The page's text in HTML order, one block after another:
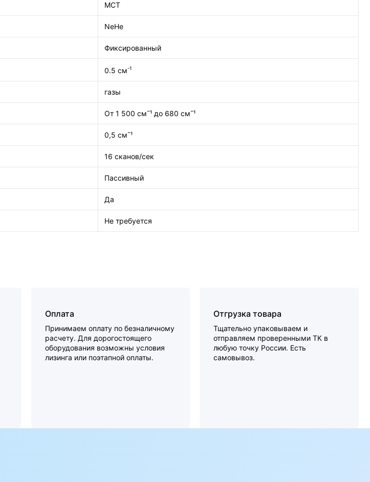
MCT
NeHe
Фиксированный
0.5 см-1
газы
От 1 500 см¯¹ до 680 см¯¹
0,5 см¯¹
16 сканов/сек
Пассивный
Да
Не требуется
Оплата
Принимаем оплату по безналичному
расчету. Для дорогостоящего
оборудования возможны условия
лизинга или поэтапной оплаты.
Отгрузка товара
Тщательно упаковываем и
отправляем проверенными ТК в
любую точку России. Есть
самовывоз.